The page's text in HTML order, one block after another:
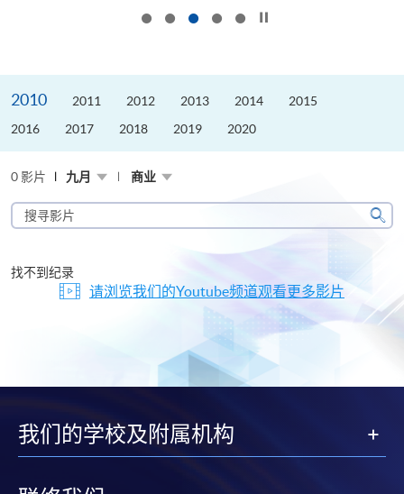
2010 2011 2012 2013 2014
2015
2016
2017 2018 2019 2020
0 影片 九月 商业
搜
寻
片
搜
找不到纪录
请浏览我们的Youtube频道观看更多影片
我们的学校及附属机构